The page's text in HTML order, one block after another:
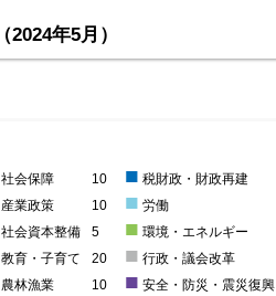
（2024年5月）
社会保障 10 ■ 税財政・財政再建
産業政策 10 ■ 労働
社会資本整備 5 ■ 環境・エネルギー
教育・子育て 20 ■ 行政・議会改革
農林漁業 10 ■ 安全・防災・震災復興